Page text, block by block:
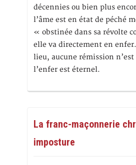
décennies ou bien plus
l’âme est en état de péché
« obstinée dans sa révolte
elle va directement en
lieu, aucune rémission n’est
l’enfer est éternel.
La franc-maçonnerie
imposture